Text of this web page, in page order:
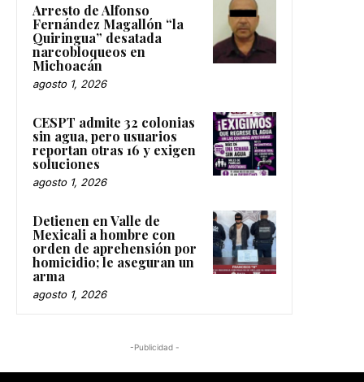
Arresto de Alfonso
Fernández Magallón “la
Quiringua” desatada
narcobloqueos en
Michoacán
agosto 1, 2026
CESPT admite 32 colonias
sin agua, pero usuarios
reportan otras 16 y exigen
soluciones
agosto 1, 2026
Detienen en Valle de
Mexicali a hombre con
orden de aprehensión por
homicidio; le aseguran un
arma
agosto 1, 2026
-Publicidad -